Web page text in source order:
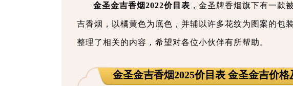
金圣金吉香烟2022价目表 ，金圣牌香烟旗下有一款
吉香烟，以橘黄色为底色，并辅以许多花纹为图案的包
整理了相关的内容，希望对各位小伙伴有所帮助。
金圣金吉香烟2025价目表 金圣金吉价格